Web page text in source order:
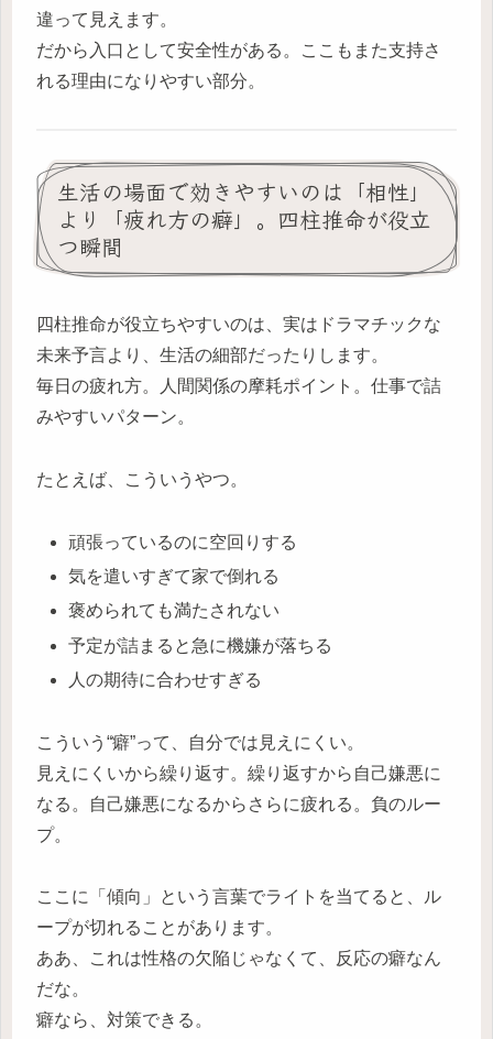
違って見えます。
だから入口として安全性がある。ここもまた支持さ
れる理由になりやすい部分。
生活の場面で効きやすいのは「相性」
より「疲れ方の癖」。四柱推命が役立
つ瞬間
四柱推命が役立ちやすいのは、実はドラマチックな
未来予言より、生活の細部だったりします。
毎日の疲れ方。人間関係の摩耗ポイント。仕事で詰
みやすいパターン。
たとえば、こういうやつ。
頑張っているのに空回りする
気を遣いすぎて家で倒れる
褒められても満たされない
予定が詰まると急に機嫌が落ちる
人の期待に合わせすぎる
こういう“癖”って、自分では見えにくい。
見えにくいから繰り返す。繰り返すから自己嫌悪に
なる。自己嫌悪になるからさらに疲れる。負のルー
プ。
ここに「傾向」という言葉でライトを当てると、ル
ープが切れることがあります。
ああ、これは性格の欠陥じゃなくて、反応の癖なん
だな。
癖なら、対策できる。